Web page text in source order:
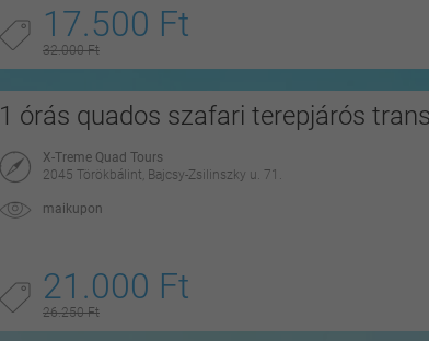
17.500 Ft
32.000 Ft
1 órás quados szafari terepjárós
X-Treme Quad Tours
2045 Törökbálint, Bajcsy-Zsilinszky u. 71.
maikupon
21.000 Ft
26.250 Ft